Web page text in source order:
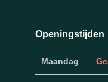
Openingstijden
Maandag